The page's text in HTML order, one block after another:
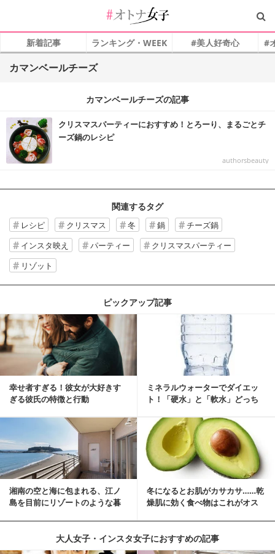
新着記事 ランキング・WEEK #美人好奇心 #
カマンベールチーズ
カマンベールチーズの記事
クリスマスパーティーにおすすめ！とろーり、まるごとチ
ーズ鍋のレシピ
authorsbeauty
関連するタグ
レシピ クリスマス 冬 鍋
チーズ鍋
インスタ映え
パーティー
クリスマスパーティー
リゾット
ピックアップ記事
幸せ者すぎる！彼女が大好きす
ぎる彼氏の特徴と行動
ミネラルウォーターでダイエッ
ト！「硬水」と「軟水」どっち
湘南の空と海に包まれる、江ノ
島を目前にリゾートのような暮
冬になるとお肌がカサカサ……乾
燥肌に効く食べ物はこれがオス
大人女子・インスタ女子におすすめの記事